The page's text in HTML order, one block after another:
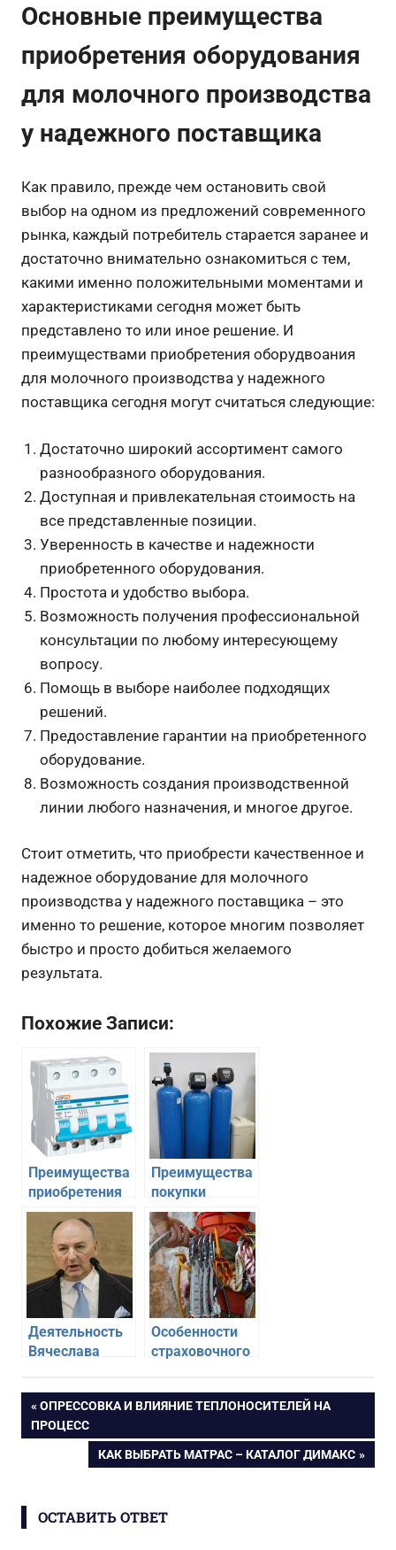
Основные преимущества
приобретения оборудования
для молочного производства
у надежного поставщика
Как правило, прежде чем остановить свой
выбор на одном из предложений современного
рынка, каждый потребитель старается заранее и
достаточно внимательно ознакомиться с тем,
какими именно положительными моментами и
характеристиками сегодня может быть
представлено то или иное решение. И
преимуществами приобретения оборудвоания
для молочного производства у надежного
поставщика сегодня могут считаться следующие:
Достаточно широкий ассортимент самого
разнообразного оборудования.
Доступная и привлекательная стоимость на
все представленные позиции.
Уверенность в качестве и надежности
приобретенного оборудования.
Простота и удобство выбора.
Возможность получения профессиональной
консультации по любому интересующему
вопросу.
Помощь в выборе наиболее подходящих
решений.
Предоставление гарантии на приобретенного
оборудование.
Возможность создания производственной
линии любого назначения, и многое другое.
Стоит отметить, что приобрести качественное и
надежное оборудование для молочного
производства у надежного поставщика – это
именно то решение, которое многим позволяет
быстро и просто добиться желаемого
результата.
Похожие Записи:
Преимущества
приобретения
автоматических
выключателей
у надежного
поставщика
Преимущества
покупки
оборудования
для
водоочистки у
надежного
поставщика
Деятельность
Вячеслава
Особенности
страховочного
для
промышленного
Навигация
ПРЕДЫДУЩАЯ
ЗАПИСЬ:
ОПРЕССОВКА И ВЛИЯНИЕ ТЕПЛОНОСИТЕЛЕЙ НА
ПРОЦЕСС
СЛЕДУЮЩАЯ
КАК ВЫБРАТЬ МАТРАС – КАТАЛОГ ДИМАКС
ОСТАВИТЬ ОТВЕТ